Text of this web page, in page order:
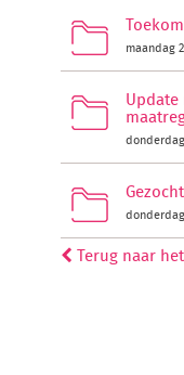
maandag
Terug naar